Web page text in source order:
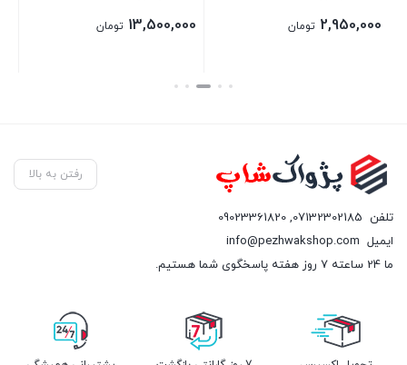
2,950,000 تومان 13,500,000 تومان
بستن
رفتن به بالا
تلفن 07132302185
,
09023361820
ایمیل info@pezhwakshop.com
ما 24 ساعته 7 روز هفته پاسخگوی شما هستیم.